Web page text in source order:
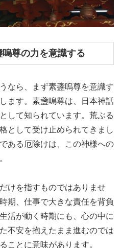
尊の力を意識する
なら、まず素盞嗚尊を意識す
ます。素盞嗚尊は、日本神話
して知られています。荒ぶる
として受け止められてきまし
ある厄除けは、この神様への
けを指すものではありませ
期、仕事で大きな責任を背負
活が動く時期にも、心の中に
不安を抱えたまま進むのでは
ことに意味があります。